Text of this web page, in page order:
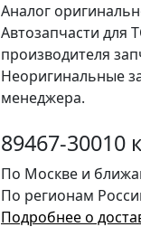
Аналог
Автозапчасти для
производителя
Неоригинальные
менеджера.
89467-30010
По Москве и
По регионам
Подробнее о